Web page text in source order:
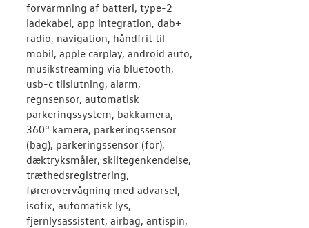
forvarmning af batteri, type-2
ladekabel, app integration, dab+
radio, navigation, håndfrit til
mobil, apple carplay, android auto,
musikstreaming via bluetooth,
usb-c tilslutning, alarm,
regnsensor, automatisk
parkeringssystem, bakkamera,
360° kamera, parkeringssensor
(bag), parkeringssensor (for),
dæktryksmåler, skiltegenkendelse,
træthedsregistrering,
førerovervågning med advarsel,
isofix, automatisk lys,
fjernlysassistent, airbag, antispin,